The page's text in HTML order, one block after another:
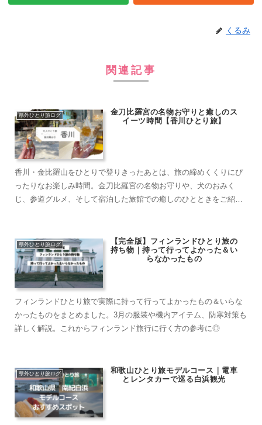
くるみ
関連記事
県外ひとり旅ログ
金刀比羅宮の名物お守りと癒しのス
イーツ時間【香川ひとり旅】
香川・金比羅山をひとりで登りきったあとは、旅の締めくくりにぴ
ったりなお楽しみ時間。金刀比羅宮の名物お守りや、犬のおみく
じ、参道グルメ、そして宿泊した旅館での癒しのひとときをご紹介
県外ひとり旅ログ
【完全版】フィンランドひとり旅の
持ち物｜持って行ってよかった＆い
らなかったもの
フィンランドひとり旅で実際に持って行ってよかったもの＆いらな
かったものをまとめました。3月の服装や機内アイテム、防寒対策も
詳しく解説。これからフィンランド旅行に行く方の参考に◎
県外ひとり旅ログ
和歌山ひとり旅モデルコース｜電車
とレンタカーで巡る白浜観光